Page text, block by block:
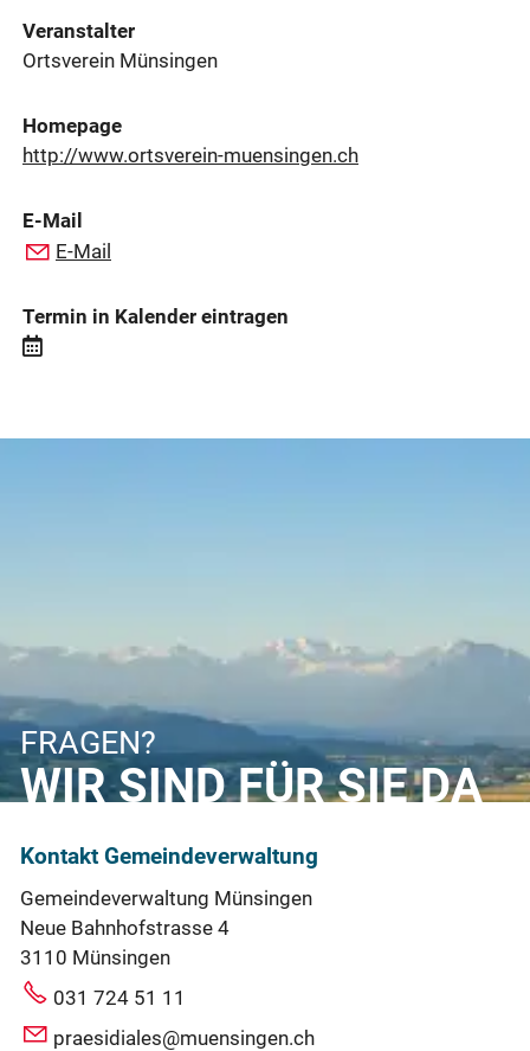
Veranstalter
Ortsverein Münsingen
Homepage
http://www.ortsverein-muensingen.ch
E-Mail
E-Mail
Termin in Kalender eintragen
FRAGEN?
WIR SIND FÜR SIE DA
Kontakt Gemeindeverwaltung
Gemeindeverwaltung Münsingen
Neue Bahnhofstrasse 4
3110 Münsingen
031 724 51 11
praesidiales@muensingen.ch